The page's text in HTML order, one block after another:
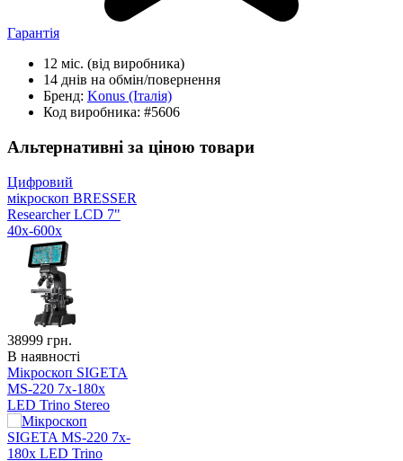
Гарантія
12 міс. (від виробника)
14 днів на обмін/повернення
Бренд: Konus (Італія)
Код виробника: #5606
Альтернативні за ціною товари
Цифровий
мікроскоп BRESSER
Researcher LCD 7"
40х-600х
38999 грн.
В наявності
Мікроскоп SIGETA
MS-220 7x-180x
LED Trino Stereo